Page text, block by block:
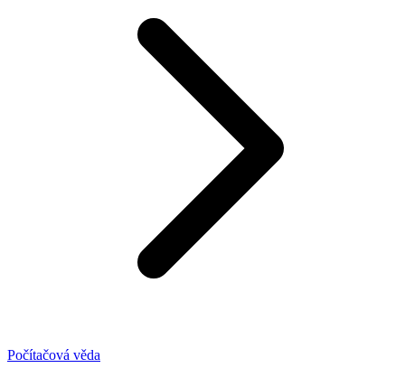
Počítačová věda